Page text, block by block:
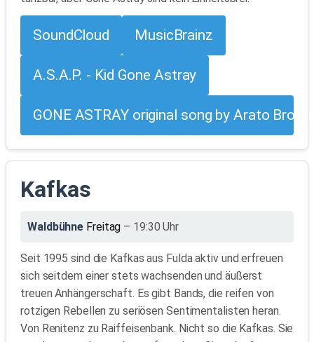
SoundCloud MusicBrainz
A.S.A.P. - Kid Gone Astray
GONE ASTRAY original song by Arato
Kafkas
Waldbühne Freitag – 19:30 Uhr
Seit 1995 sind die Kafkas aus Fulda aktiv und erfreuen
sich seitdem einer stets wachsenden und äußerst
treuen Anhängerschaft. Es gibt Bands, die reifen von
rotzigen Rebellen zu seriösen Sentimentalisten heran.
Von Renitenz zu Raiffeisenbank. Nicht so die Kafkas. Sie